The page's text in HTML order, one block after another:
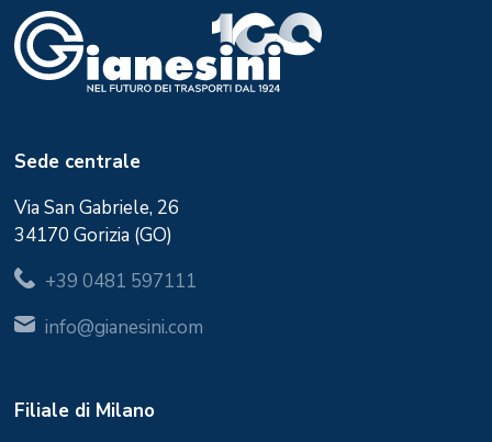
Sede centrale
Via San Gabriele, 26
34170 Gorizia (GO)
+39 0481 597111
info@gianesini.com
Filiale di Milano